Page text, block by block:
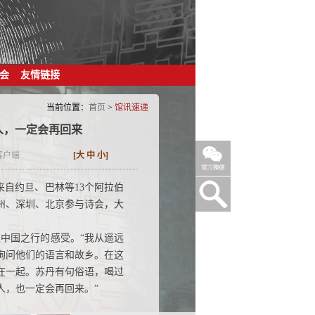
友情链接
当前位置： 首页 > 馆讯速递
，一定会再回来
户端 [大 中 小]
约旦、巴林等13个阿拉伯
、深圳、北京参与诗会，大
国之行的感受。“我从遥远
问他们的语言和故乡。在这
一起。苏丹有句俗语，喝过
，也一定会再回来。”